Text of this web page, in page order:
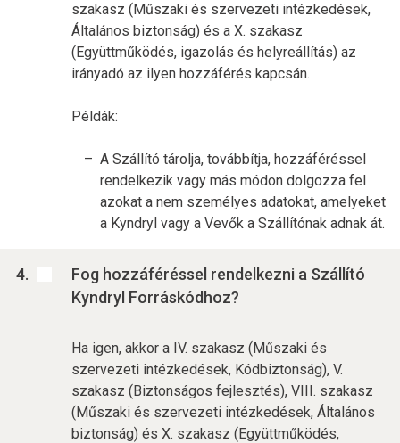
szakasz (Műszaki és szervezeti intézkedések,
Általános biztonság) és a X. szakasz
(Együttműködés, igazolás és helyreállítás) az
irányadó az ilyen hozzáférés kapcsán.
Példák:
A Szállító tárolja, továbbítja, hozzáféréssel
rendelkezik vagy más módon dolgozza fel
azokat a nem személyes adatokat, amelyeket
a Kyndryl vagy a Vevők a Szállítónak adnak át.
Fog hozzáféréssel rendelkezni a Szállító
Kyndryl Forráskódhoz?
Ha igen, akkor a IV. szakasz (Műszaki és
szervezeti intézkedések, Kódbiztonság), V.
szakasz (Biztonságos fejlesztés), VIII. szakasz
(Műszaki és szervezeti intézkedések, Általános
biztonság) és X. szakasz (Együttműködés,